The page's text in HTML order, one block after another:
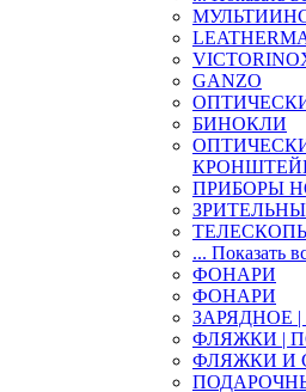
GANZO
БИНОКЛИ
ПРИБОРЫ
... Показать
ФОНАРИ
ФОНАРИ
ЗАРЯДНОЕ
ФЛЯЖКИ |
ФЛЯЖКИ И